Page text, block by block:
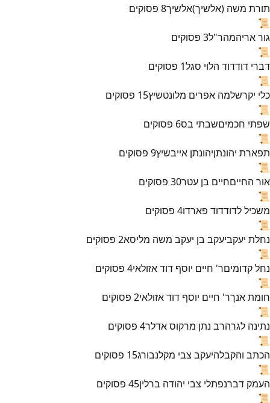
תורת משה (אלשיך)אלשיך8 פסוקים
📜
גור אריהמהר"ל3 פסוקים
📜
דברי דודדוד הלוי סגל1 פסוקים
📜
כלי יקרשלמה אפרים מלונטשיץ15 פסוקים
📜
שפתי חכמיםשבתי בס6 פסוקים
📜
תפארת יהונתןיהונתן אייבשיץ9 פסוקים
📜
אור החייםחיים בן עטר30 פסוקים
📜
משכיל לדודדוד פארדו4 פסוקים
📜
נחלת יעקביעקב בן יעקב משה מליסא2 פסוקים
📜
נחל קדומיםר' חיים יוסף דוד אזולאי4 פסוקים
📜
חומת אנךר' חיים יוסף דוד אזולאי2 פסוקים
📜
נתינה לגרהרב נתן מרקוס אדלר4 פסוקים
📜
הכתב והקבלהיעקב צבי מקלנבורג15 פסוקים
📜
העמק דברנפתלי צבי יהודה ברלין45 פסוקים
📜